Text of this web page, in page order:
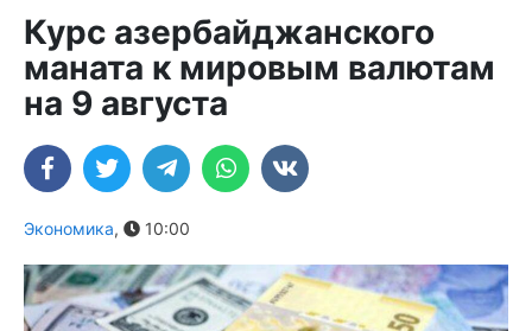
Курс азербайджанского
маната к мировым валютам
на 9 августа
Экономика, 10:00